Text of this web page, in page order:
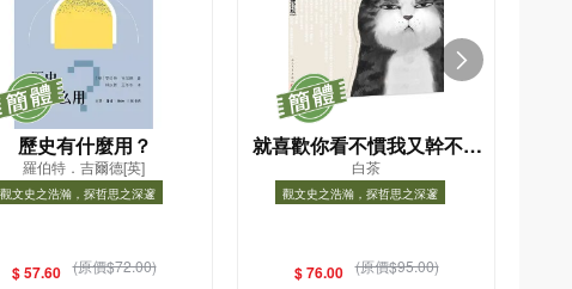
歷史有什麼用？
羅伯特．吉爾德[英]
觀文史之浩瀚，探哲思之深邃
$ 57.60 (原價$72.00)
就喜歡你看不慣我又幹不掉
我的樣子(1增訂版)
白茶
觀文史之浩瀚，探哲思之深邃
$ 76.00 (原價$95.00)